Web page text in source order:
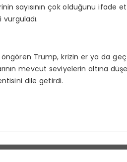
sayısının çok olduğunu ifade
Trump, krizin er ya da
mevcut seviyelerin altına
dile getirdi.